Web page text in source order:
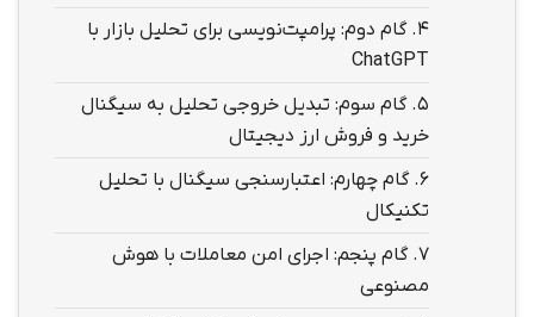
4. گام دوم: پرامپت‌نویسی برای تحلیل بازار با
ChatGPT
5. گام سوم: تبدیل خروجی تحلیل به سیگنال
خرید و فروش ارز دیجیتال
6. گام چهارم: اعتبارسنجی سیگنال با تحلیل
تکنیکال
7. گام پنجم: اجرای امن معاملات با هوش
مصنوعی